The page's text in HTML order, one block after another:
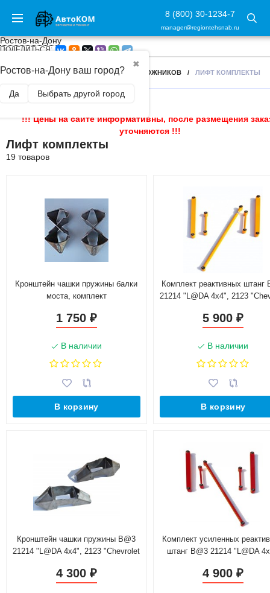
8 (800) 30-1234-7
manager@regiontehsnab.ru
Ростов-на-Дону
✖
Ростов-на-Дону ваш город?
Да Выбрать другой город
ПОДЕЛИТЬСЯ:
ГЛАВНАЯ / АКСЕССУАРЫ ДЛЯ ВНЕДОРОЖНИКОВ / ЛИФТ КОМПЛЕКТЫ
!!! Цены на сайте информативны, после размещения
уточняются !!!
Лифт комплекты
19 товаров
Кронштейн чашки пружины балки
моста, комплект
1 750 ₽
В наличии
В корзину
Комплект реактивных штанг
21214 "L@DA 4х4", 2123
5 900₽
В наличии
В корзину
Кронштейн чашки пружины B@3
21214 "L@DA 4х4", 2123 "Chevrolet
4 300 ₽
Комплект усиленных
штанг B@3 21214 "L@DA
Urban, "Классика"
4 900₽